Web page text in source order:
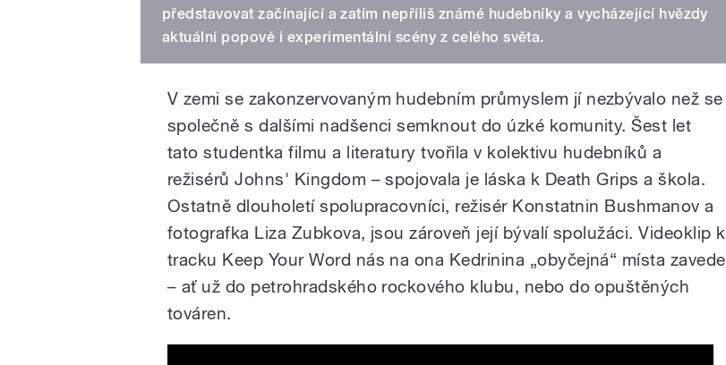
představovat začínající a zatím nepříliš známé hudebníky a vycházející hvězdy
aktuální popové i experimentální scény z celého světa.
V zemi se zakonzervovaným hudebním průmyslem jí nezbývalo než se
společně s dalšími nadšenci semknout do úzké komunity. Šest let
tato studentka filmu a literatury tvořila v kolektivu hudebníků a
režisérů Johns' Kingdom – spojovala je láska k Death Grips a škola.
Ostatně dlouholetí spolupracovníci, režisér Konstatnin Bushmanov a
fotografka Liza Zubkova, jsou zároveň její bývalí spolužáci. Videoklip k
tracku Keep Your Word nás na ona Kedrinina „obyčejná“ místa zavede
– ať už do petrohradského rockového klubu, nebo do opuštěných
továren.